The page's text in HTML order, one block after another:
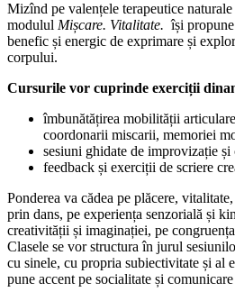
Mizînd pe valențele terapeutice
modulul Mișcare. Vitalitate. își
benefic și energic de exprimare și
corpului.
Cursurile vor cuprinde exerciții
îmbunătățirea mobilității
coordonarii miscarii, memoriei
sesiuni ghidate de improvizație
feedback și exerciții de scriere
Ponderea va cădea pe plăcere,
prin dans, pe experiența senzorială și
creativității și imaginației, pe
Clasele se vor structura în jurul
cu sinele, cu propria subiectivitate și al
pune accent pe socialitate și